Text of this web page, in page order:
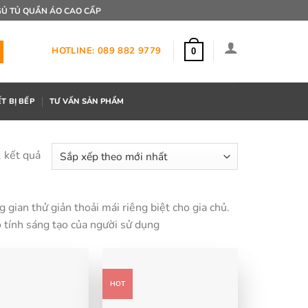
TỦ QUẦN ÁO CAO CẤP
HOTLINE: 089 882 9779 0
BỊ BẾP TƯ VẤN SẢN PHẨM
kết quảĐã
sắp
theo
mới
thử giản thoải mái riêng biệt cho gia chủ.
sáng tạo của người sử dụng
HOT